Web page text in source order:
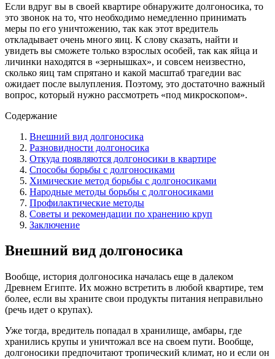
Если вдруг вы в своей квартире обнаружите долгоносика, то
это звонок на то, что необходимо немедленно принимать
меры по его уничтожению, так как этот вредитель
откладывает очень много яиц. К слову сказать, найти и
увидеть вы сможете только взрослых особей, так как яйца и
личинки находятся в «зернышках», и совсем неизвестно,
сколько яиц там спрятано и какой масштаб трагедии вас
ожидает после вылупления. Поэтому, это достаточно важный
вопрос, который нужно рассмотреть «под микроскопом».
Содержание
Внешний вид долгоносика
Разновидности долгоносика
Откуда появляются долгоносики в квартире
Способы борьбы с долгоносиками
Химические метод борьбы с долгоносиками
Народные методы борьбы с долгоносиками
Профилактические методы
Советы и рекомендации по хранению круп
Заключение
Внешний вид долгоносика
Вообще, история долгоносика началась еще в далеком
Древнем Египте. Их можно встретить в любой квартире, тем
более, если вы храните свои продукты питания неправильно
(речь идет о крупах).
Уже тогда, вредитель попадал в хранилище, амбары, где
хранились крупы и уничтожал все на своем пути. Вообще,
долгоносики предпочитают тропический климат, но и если он